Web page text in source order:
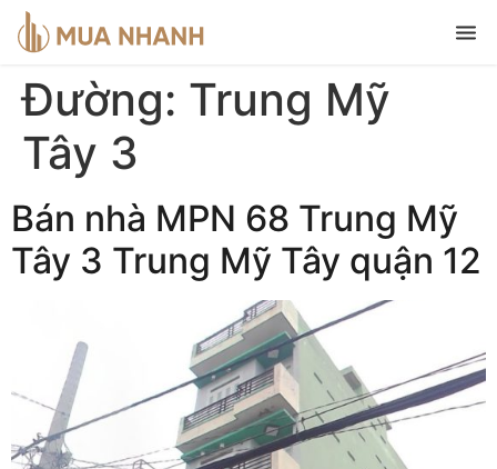
Đường: Trung Mỹ
Tây 3
Bán nhà MPN 68 Trung Mỹ
Tây 3 Trung Mỹ Tây quận 12